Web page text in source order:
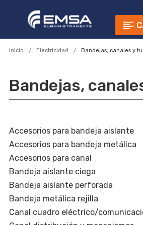
Inicio Electricidad Bandejas, canales y
Bandejas,
Accesorios para bandeja aislante
Accesorios para bandeja metálica
Accesorios para canal
Bandeja aislante ciega
Bandeja aislante perforada
Bandeja metálica rejilla
Canal cuadro eléctrico/